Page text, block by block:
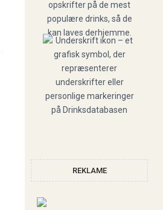
opskrifter på de mest
populære drinks, så de
kan laves derhjemme.
REKLAME